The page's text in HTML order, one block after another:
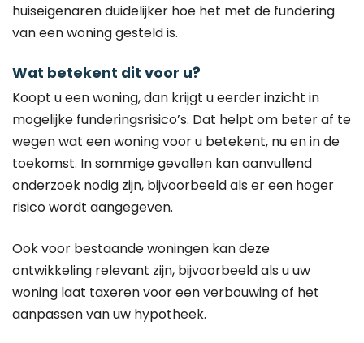
huiseigenaren duidelijker hoe het met de fundering
van een woning gesteld is.
Wat betekent dit voor u?
Koopt u een woning, dan krijgt u eerder inzicht in
mogelijke funderingsrisico’s. Dat helpt om beter af te
wegen wat een woning voor u betekent, nu en in de
toekomst. In sommige gevallen kan aanvullend
onderzoek nodig zijn, bijvoorbeeld als er een hoger
risico wordt aangegeven.
Ook voor bestaande woningen kan deze
ontwikkeling relevant zijn, bijvoorbeeld als u uw
woning laat taxeren voor een verbouwing of het
aanpassen van uw hypotheek.